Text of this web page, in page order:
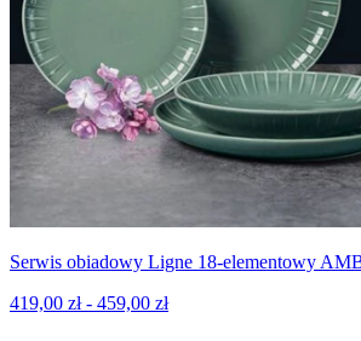
Serwis obiadowy Ligne 18-elementowy
419,00 zł - 459,00 zł